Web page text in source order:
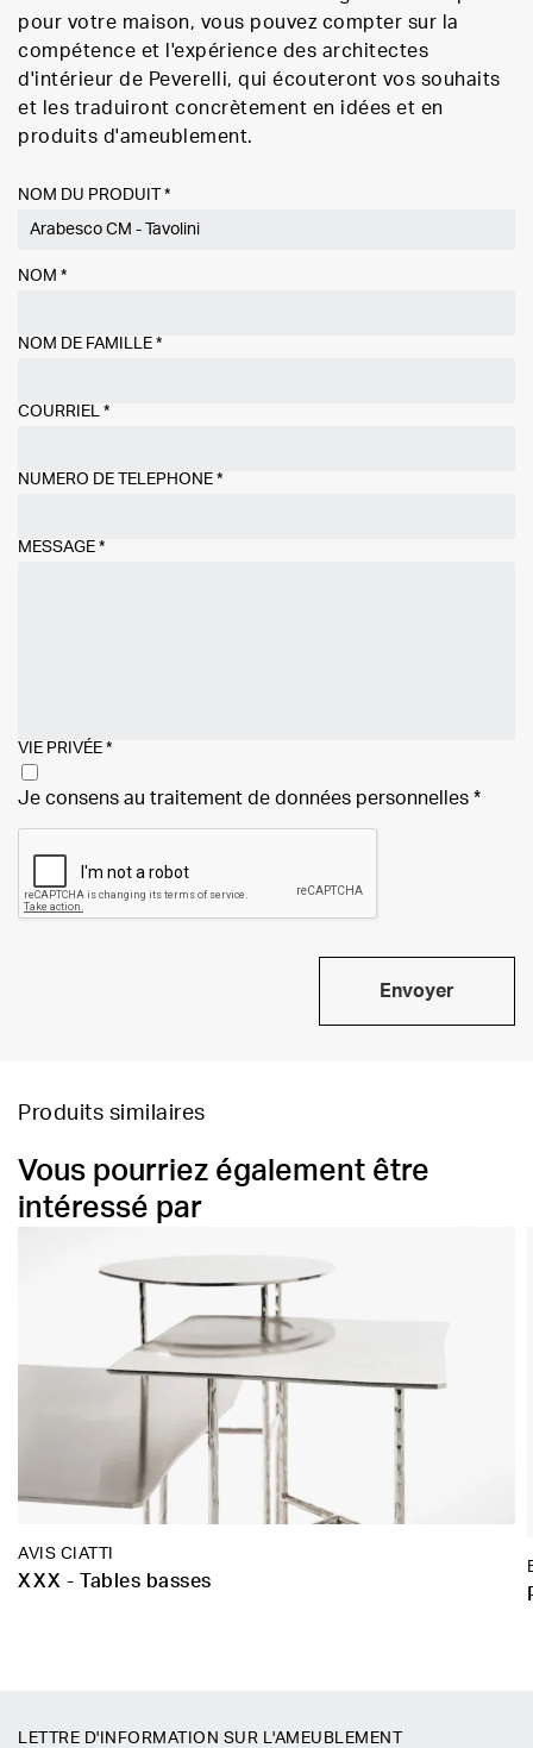
pour votre maison, vous pouvez compter sur la
compétence et l'expérience des architectes
d'intérieur de Peverelli, qui écouteront vos souhaits
et les traduiront concrètement en idées et en
produits d'ameublement.
NOM DU PRODUIT *
NOM *
NOM DE FAMILLE *
COURRIEL *
NUMÉRO DE TÉLÉPHONE *
MESSAGE *
VIE PRIVÉE *
Je consens au traitement de données personnelles *
Envoyer
Produits similaires
Vous pourriez également être
intéressé par
AVIS CIATTI
XXX - Tables basses
LETTRE D'INFORMATION SUR L'AMEUBLEMENT